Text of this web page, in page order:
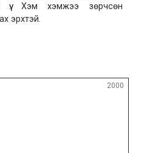
үү. Хэм хэмжээ зөрчсөн
эрхтэй.
2000